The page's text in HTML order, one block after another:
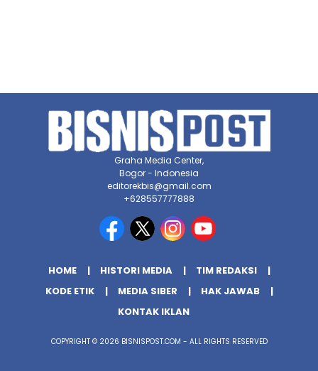
Graha Media Center,
Bogor - Indonesia
editorekbis@gmail.com
+628557777888
HOME HISTORI MEDIA
TIM REDAKSI
KODE ETIK
MEDIA SIBER
HAK JAWAB
KONTAK IKLAN
COPYRIGHT © 2026 BISNISPOST.COM - ALL RIGHTS RESERVED